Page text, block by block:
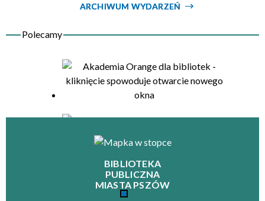
ARCHIWUM WYDARZEŃ
BIBLIOTEKA
PUBLICZNA
MIASTA PSZÓW